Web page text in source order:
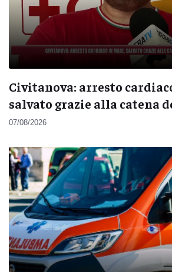
Civitanova: arresto
salvato grazie alla catena
07/08/2026